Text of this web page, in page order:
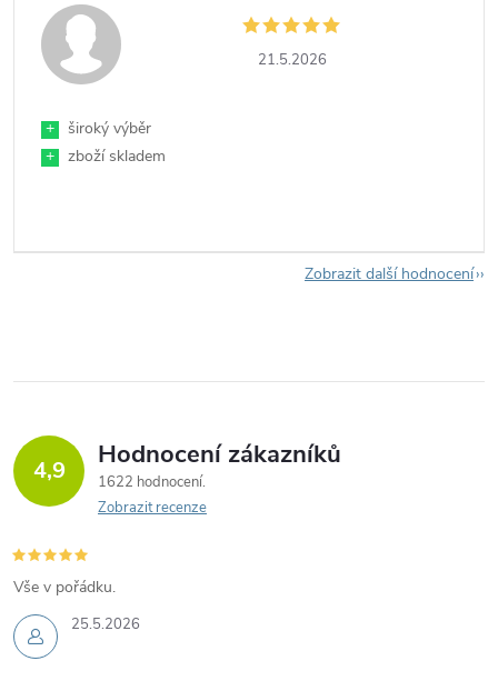
21.5.2026
+
široký výběr
+
zboží skladem
Zobrazit další hodnocení
4,9 Hodnocení zákazníků
1622 hodnocení
Zobrazit recenze
25.5.2026
Vše v pořádku.